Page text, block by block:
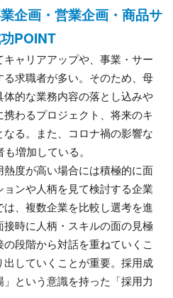
企画・営業企画・商品サ
POINT
ャリアアップや、事業・サー
求職者が多い。そのため、母
的な業務内容の落とし込みや
わるプロジェクト、将来のキ
る。また、コロナ禍の影響な
増加している。
度が高い場合には積極的に面
ンや人柄を見て検討する企業
、複数企業を比較し選考を進
時に人柄・スキルの面の見極
段階から対話を重ねていくこ
していくことが重要。採用成
という意識を持った「採用力